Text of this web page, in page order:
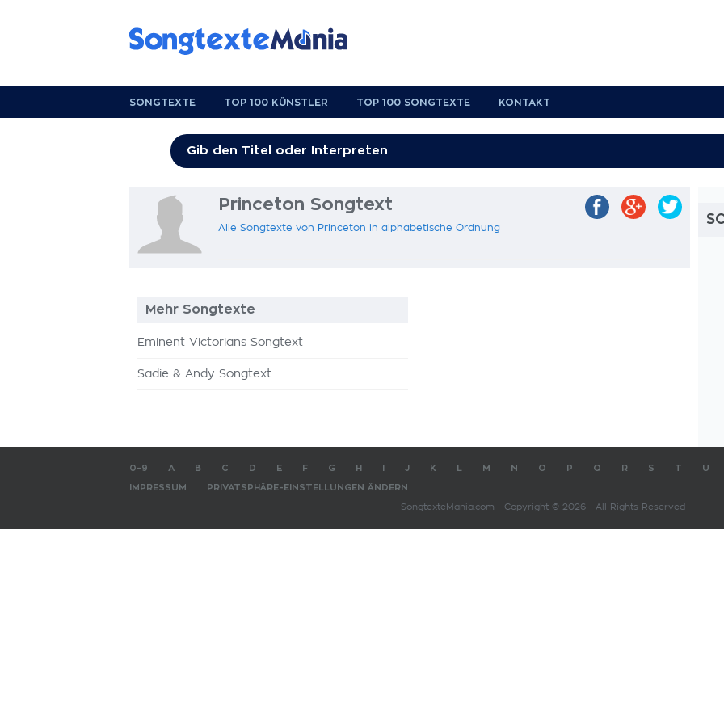
SONGTEXTE TOP 100 KÜNSTLER TOP 100 SONGTEXTE KONTAKT
Princeton Songtext
Alle Songtexte von Princeton in alphabetische Ordnung
Mehr Songtexte
Eminent Victorians Songtext
Sadie & Andy Songtext
0-9 A B C D E F G H J K M N O P Q R S T U
IMPRESSUM PRIVATSPHÄRE-EINSTELLUNGEN ÄNDERN
SongtexteMania.com - Copyright © 2026 - All Rights Reserved